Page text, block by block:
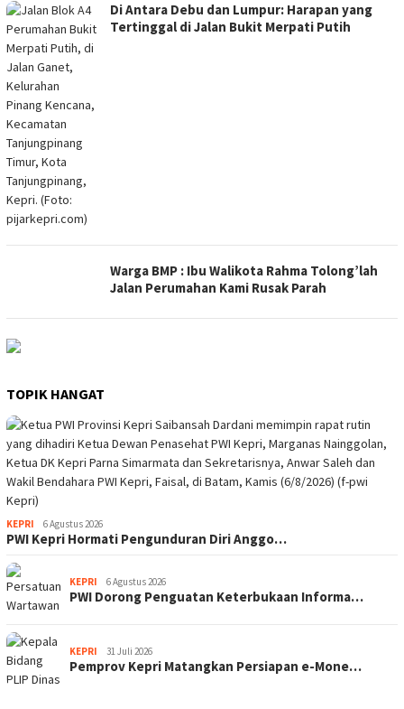
Di Antara Debu dan Lumpur: Harapan yang
Tertinggal di Jalan Bukit Merpati Putih
Warga BMP : Ibu Walikota Rahma Tolong’lah
Jalan Perumahan Kami Rusak Parah
TOPIK HANGAT
KEPRI 6 Agustus 2026
PWI Kepri Hormati Pengunduran Diri Anggo…
KEPRI 6 Agustus 2026
PWI Dorong Penguatan Keterbukaan Informa…
KEPRI 31 Juli 2026
Pemprov Kepri Matangkan Persiapan e-Mone…